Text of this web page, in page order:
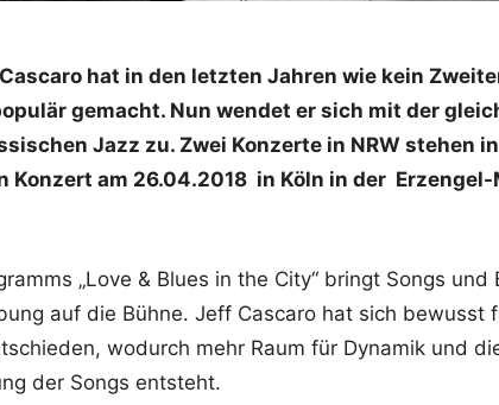
hat in den letzten Jahren wie kein
gemacht. Nun wendet er sich mit der
Jazz zu. Zwei Konzerte in NRW stehen
Konzert am 26.04.2018 in Köln in der
„Love & Blues in the City“ bringt Songs und
auf die Bühne. Jeff Cascaro hat sich bewusst
wodurch mehr Raum für Dynamik und
der Songs entsteht.